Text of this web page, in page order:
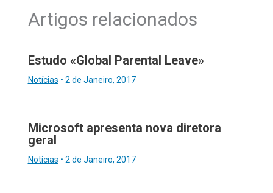
Artigos relacionados
Estudo «Global Parental Leave»
Notícias • 2 de Janeiro, 2017
Microsoft apresenta nova diretora
geral
Notícias • 2 de Janeiro, 2017